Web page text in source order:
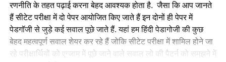
रणनीति के तहत पढ़ाई करना बेहद आवश्यक होता है. जैसा कि आप जानते
हैं सीटेट परीक्षा में दो पेपर आयोजित किए जाते हैं इन दोनों ही पेपर में
पेडगॉजी से जुड़े कई सवाल पूछे जाते हैं. यहां हम हिंदी पेडागोजी की कुछ
बेहद महत्वपूर्ण सवाल शेयर कर रहे हैं जोकि सीटेट परीक्षा में शामिल होने जा
रहे परीक्षार्थियों को एग्जाम में पूछे जाने वाले सवाल लो की पैटर्न को समझने में